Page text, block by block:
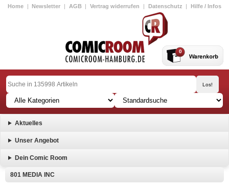
Home | Newsletter | AGB | Vertrag widerrufen | Datenschutz | Hilfe / Infos
0
Aktuelles
Unser Angebot
Dein Comic Room
801 MEDIA INC